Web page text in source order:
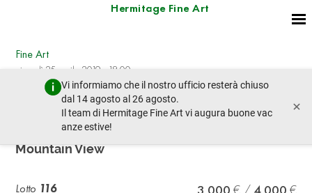
Hermitage Fine Art
Vi informiamo che il nostro ufficio resterà chiuso
dal 14 agosto al 26 agosto.
Il team di Hermitage Fine Art vi augura buone vac
anze estive!
×
Fine Art
giovedì 25 aprile 2019 - 18:00
lotto precedente lotto prossimo
GEORG ARNOLD-GRABONÉ(1896-1982) Alpine
Mountain View
Lotto 116